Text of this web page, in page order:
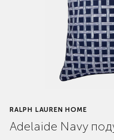
RALPH LAUREN HOME
Adelaide Navy